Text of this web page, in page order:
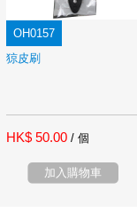
OH0157
猄皮刷
HK$ 50.00 / 個
加入購物車